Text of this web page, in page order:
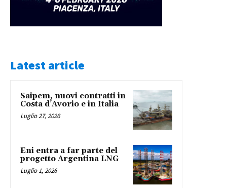
Latest article
Saipem, nuovi contratti in
Costa d’Avorio e in Italia
Luglio 27, 2026
Eni entra a far parte del
progetto Argentina LNG
Luglio 1, 2026